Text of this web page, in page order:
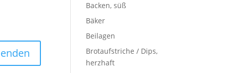
Backen, süß
Bäker
Beilagen
Brotaufstriche / Dips,
herzhaft